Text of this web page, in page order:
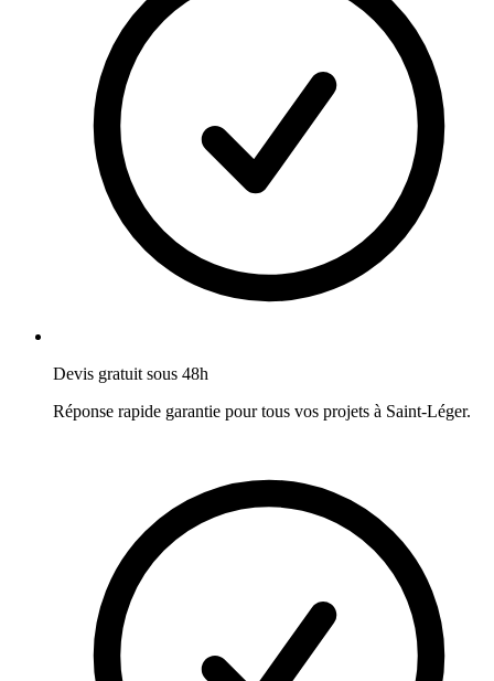
Devis gratuit sous 48h
Réponse rapide garantie pour tous vos projets à Saint-Léger.